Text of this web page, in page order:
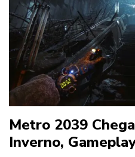
Metro 2039
Inverno,